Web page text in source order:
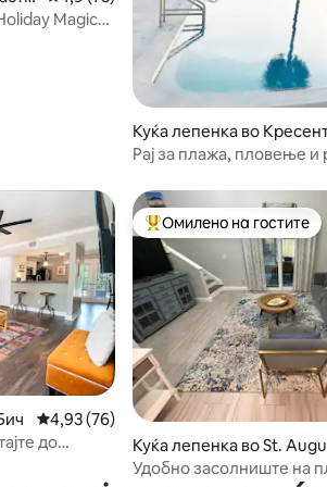
Magic
Куќа лепенка во Кресент
ч
Рај за плажа, пловење и
Просечна оцена: 4,93 од 5, 76
4,93 (76)
до
Меѓу најуспешните
Омилено на гостите
Куќа лепенка во St.
ne
Удобно засолниште на